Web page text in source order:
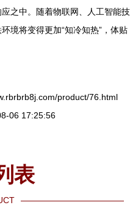
之中。随着物联网、人工智能技
境将变得更加“知冷知热”，体贴
product/76.html
06 17:25:56
表